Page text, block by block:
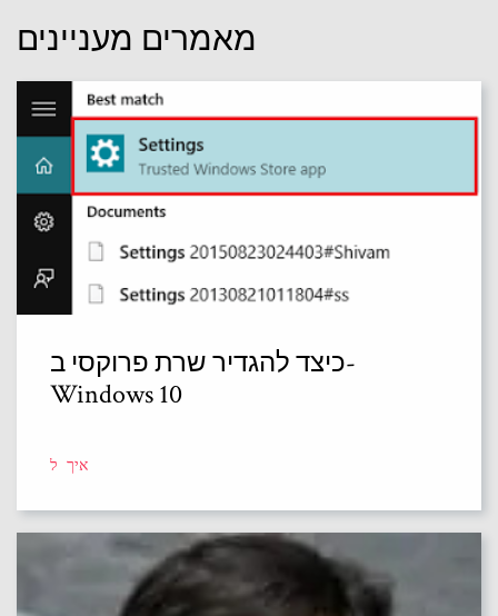
מאמרים מעניינים
כיצד להגדיר שרת פרוקסי ב-
Windows 10
איך ל